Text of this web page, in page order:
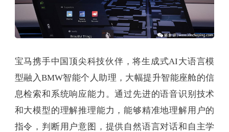
宝马携手中国顶尖科技伙伴，将生成式AI大语言模
型融入BMW智能个人助理，大幅提升智能座舱的信
息检索和系统响应能力。通过先进的语音识别技术
和大模型的理解推理能力，能够精准地理解用户的
指令，判断用户意图，提供自然语言对话和自主学